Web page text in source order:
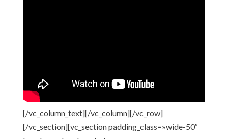
[/vc_column_text][/vc_column][/vc_row]
[/vc_section][vc_section padding_class=»wide-50″